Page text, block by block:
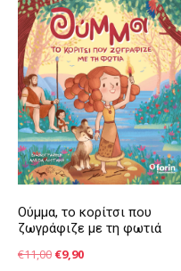
Ούμμα, το κορίτσι που
ζωγράφιζε με τη φωτιά
€11,00 Original
€9,90Η